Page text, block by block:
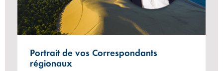
Portrait de vos Correspondants
régionaux